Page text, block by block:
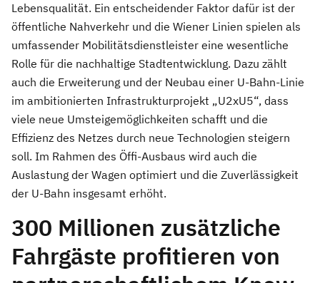
Lebensqualität. Ein entscheidender Faktor dafür ist der
öffentliche Nahverkehr und die Wiener Linien spielen als
umfassender Mobilitätsdienstleister eine wesentliche
Rolle für die nachhaltige Stadtentwicklung. Dazu zählt
auch die Erweiterung und der Neubau einer U-Bahn-Linie
im ambitionierten Infrastrukturprojekt „U2xU5“, dass
viele neue Umsteigemöglichkeiten schafft und die
Effizienz des Netzes durch neue Technologien steigern
soll. Im Rahmen des Öffi-Ausbaus wird auch die
Auslastung der Wagen optimiert und die Zuverlässigkeit
der U-Bahn insgesamt erhöht.
300 Millionen zusätzliche
Fahrgäste profitieren von